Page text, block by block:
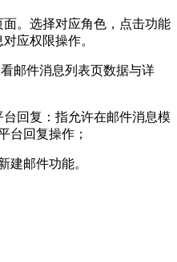
。选择对应角色，点击功能
应权限操作。
邮件消息列表页数据与详
台回复：指允许在邮件消息模
台回复操作；
建邮件功能。